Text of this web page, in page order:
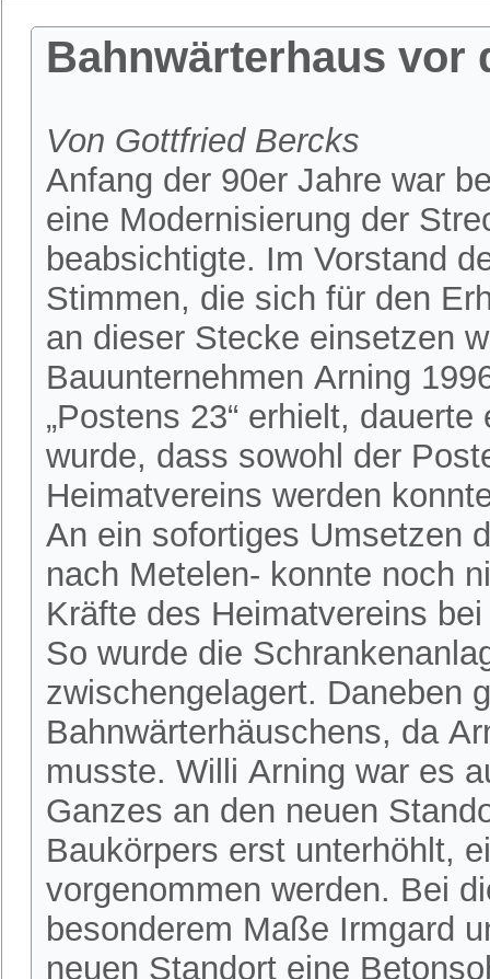
Bahnwärterhaus vor
Von Gottfried Bercks
Anfang der 90er Jahre war
eine Modernisierung der
beabsichtigte. Im Vorstand
Stimmen, die sich für den
an dieser Stecke einsetzen
Bauunternehmen Arning
„Postens 23“ erhielt,
wurde, dass sowohl der
Heimatvereins werden
An ein sofortiges Umsetzen
nach Metelen- konnte noch
Kräfte des Heimatvereins
So wurde die
zwischengelagert. Daneben
Bahnwärterhäuschens, da
musste. Willi Arning war es
Ganzes an den neuen
Baukörpers erst unterhöhlt,
vorgenommen werden. Bei
besonderem Maße Irmgard
neuen Standort eine